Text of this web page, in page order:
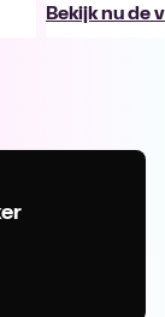
Bekijk nu de